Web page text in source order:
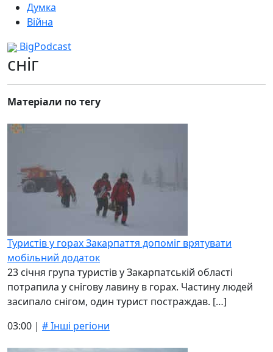
Думка
Війна
BigPodcast
сніг
Матеріали по тегу
Туристів у горах Закарпаття допоміг врятувати
мобільний додаток
23 січня група туристів у Закарпатській області
потрапила у снігову лавину в горах. Частину людей
засипало снігом, один турист постраждав. […]
03:00 | # Інші регіони